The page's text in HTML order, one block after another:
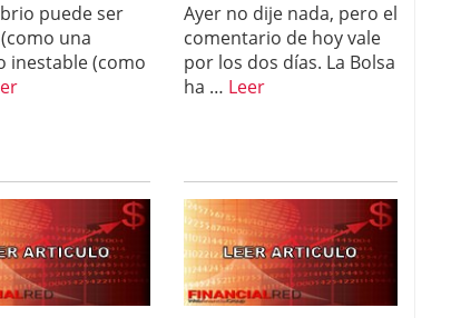
puede ser
una
inestable (como
Ayer no dije nada, pero el
comentario de hoy vale
por los dos días. La Bolsa
ha … Leer